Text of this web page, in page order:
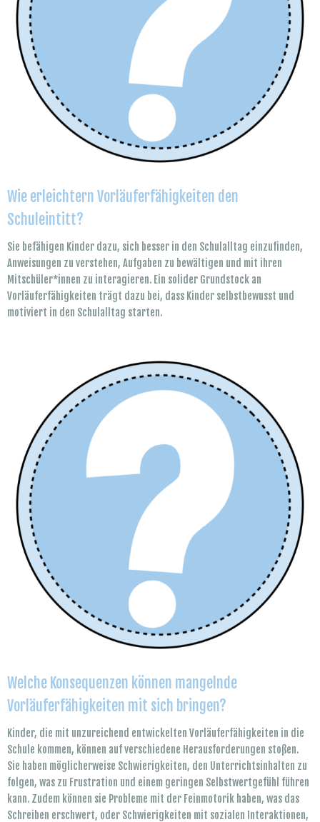
Wie erleichtern Vorläuferfähigkeiten den
Schuleintitt?
Sie befähigen Kinder dazu, sich besser in den Schulalltag einzufinden,
Anweisungen zu verstehen, Aufgaben zu bewältigen und mit ihren
Mitschüler*innen zu interagieren. Ein solider Grundstock an
Vorläuferfähigkeiten trägt dazu bei, dass Kinder selbstbewusst und
motiviert in den Schulalltag starten.
Welche Konsequenzen können mangelnde
Vorläuferfähigkeiten mit sich bringen?
Kinder, die mit unzureichend entwickelten Vorläuferfähigkeiten in die
Schule kommen, können auf verschiedene Herausforderungen stoßen.
Sie haben möglicherweise Schwierigkeiten, den Unterrichtsinhalten zu
folgen, was zu Frustration und einem geringen Selbstwertgefühl führen
kann. Zudem können sie Probleme mit der Feinmotorik haben, was das
Schreiben erschwert, oder Schwierigkeiten mit sozialen Interaktionen,